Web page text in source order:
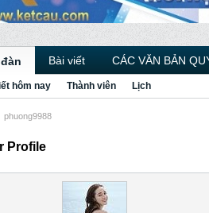
Bài viết CÁC VĂN BẢN
hôm nay Thành viên Lịch
phuong9988
Profile